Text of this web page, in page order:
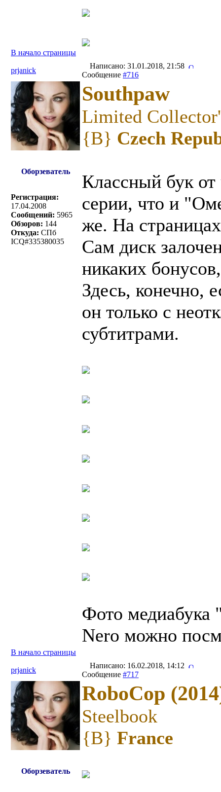
В начало страницы
prjanick
Написано: 31.01.2018, 21:58
Сообщение #716
Оборзеватель
Регистрация:
17.04.2008
Сообщений: 5965
Обзоров: 144
Откуда: СПб
ICQ#335380035
Southpaw
Limited
{B} Czech
Классный бук
серии, что и
же. На
Сам диск
никаких
Здесь, конечно,
он только с
субтитрами.
Фото медиабука
Nero можно
В начало страницы
prjanick
Написано: 16.02.2018, 14:12
Сообщение #717
Оборзеватель
RoboCop
Steelbook
{B} France